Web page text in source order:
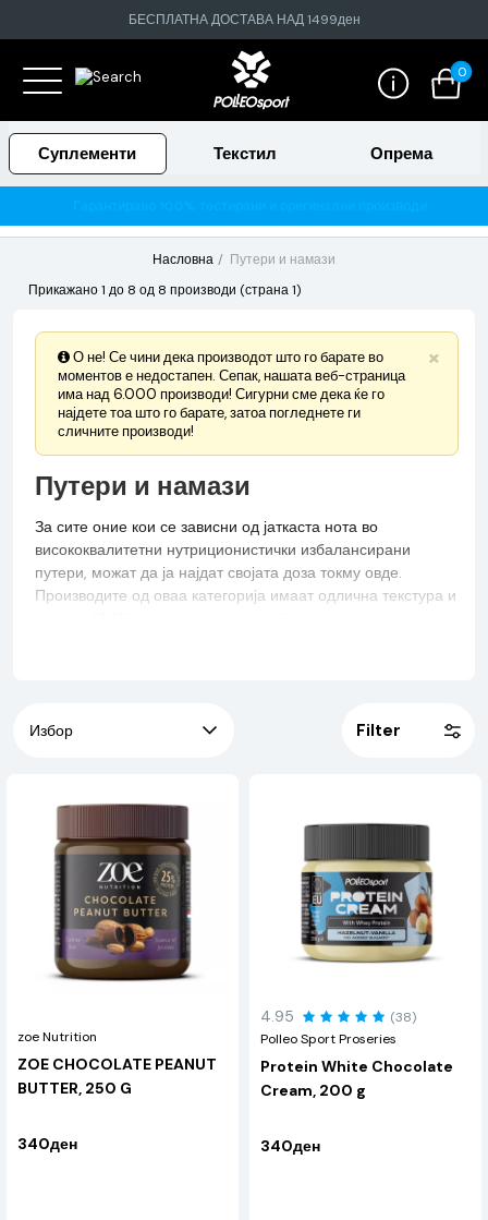
БЕСПЛАТНА ДОСТАВА НАД 1499ден
0
Суплементи Текстил Опрема
Насловна
Путери и намази
Прикажано 1 до 8 од 8 производи (страна 1)
О не! Се чини дека производот што го барате во
моментов е недостапен. Сепак, нашата веб-страница
има над 6.000 производи! Сигурни сме дека ќе го
најдете тоа што го барате, затоа погледнете ги
сличните производи!
×
Путери и намази
За сите оние кои се зависни од јаткаста нота во
висококвалитетни нутриционистички избалансирани
путери, можат да ја најдат својата доза токму овде.
Производите од оваа категорија имаат одлична текстура и
или сируп без калории. Намачкајте ги на тост или крекери
Filter
zoe Nutrition
ZOE CHOCOLATE PEANUT
BUTTER, 250 G
340ден
4.95
(38)
Polleo Sport Proseries
Protein White Chocolate
Cream, 200 g
340ден